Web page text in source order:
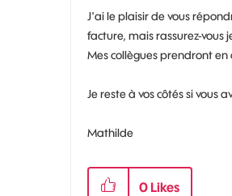
J'ai le plaisir de vous
facture, mais rassurez-vous
Mes collègues prendront
Je reste à vos côtés si vous
Mathilde
0 Likes